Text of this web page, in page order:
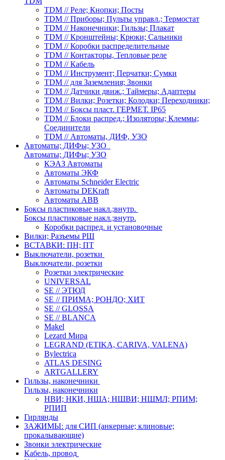
TDM // Реле; Кнопки; Посты
TDM // Приборы; Пульты управл.; Термостат
TDM // Наконечники; Гильзы; Плакат
TDM // Кронштейны; Крюки; Сальники
TDM // Коробки распределительные
TDM // Контакторы, Тепловые реле
TDM // Кабель
TDM // Инструмент; Перчатки; Сумки
TDM // для Заземления; Звонки
TDM // Датчики движ.; Таймеры; Адаптеры
TDM // Вилки; Розетки; Колодки; Переходники;
TDM // Боксы пласт. ГЕРМЕТ. IP65
TDM // Блоки распред.; Изоляторы; Клеммы;
Соединители
TDM // Автоматы, ДИФ, УЗО
Автоматы; ДИФы; УЗО
Автоматы; ДИФы; УЗО
КЭАЗ Автоматы
Автоматы ЭКФ
Автоматы Schneider Electric
Автоматы DEKraft
Автоматы ABB
Боксы пластиковые накл.;внутр.
Боксы пластиковые накл.;внутр.
Коробки распред. и установочные
Вилки; Разъемы РШ
ВСТАВКИ: ПН; ПТ
Выключатели, розетки
Выключатели, розетки
Розетки электрические
UNIVERSAL
SE // ЭТЮД
SE // ПРИМА; РОНДО; ХИТ
SE // GLOSSA
SE // BLANCA
Makel
Lezard Мира
LEGRAND (ETIKA, CARIVA, VALENA)
Bylectrica
ATLAS DESING
ARTGALLERY
Гильзы, наконечники
Гильзы, наконечники
НВИ; НКИ, НША; НШВИ; НШМЛ; РПИМ;
РПИП
Гирлянды
ЗАЖИМЫ: для СИП (анкерные; клиновые;
прокалывающие)
Звонки электрические
Кабель, провод